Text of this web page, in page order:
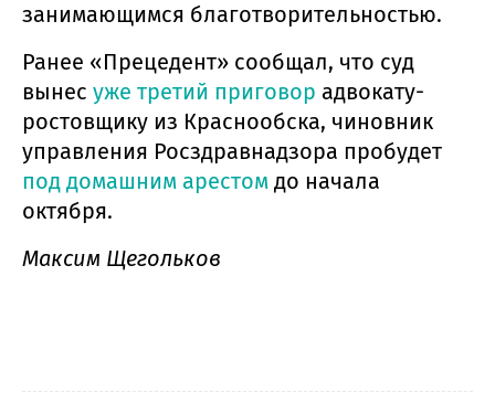
занимающимся благотворительностью.
Ранее «Прецедент» сообщал, что суд
вынес уже третий приговор адвокату-
ростовщику из Краснообска, чиновник
управления Росздравнадзора пробудет
под домашним арестом до начала
октября.
Максим Щегольков